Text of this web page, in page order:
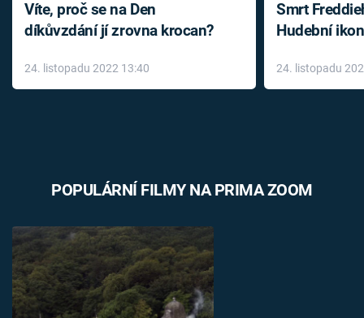
Víte, proč se na Den
díkůvzdání jí zrovna krocan?
24. listopadu 2022 13:40
Smrt
Hudební
léky
24. listopadu
POPULÁRNÍ FILMY NA PRIMA ZOOM